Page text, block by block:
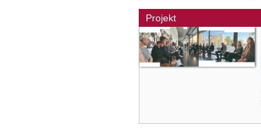
Projekt